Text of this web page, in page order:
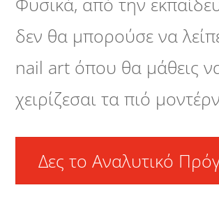
δεν θα μπορούσε να
nail art όπου θα μάθεις
χειρίζεσαι τα πιό
Δες το Αναλυτικό